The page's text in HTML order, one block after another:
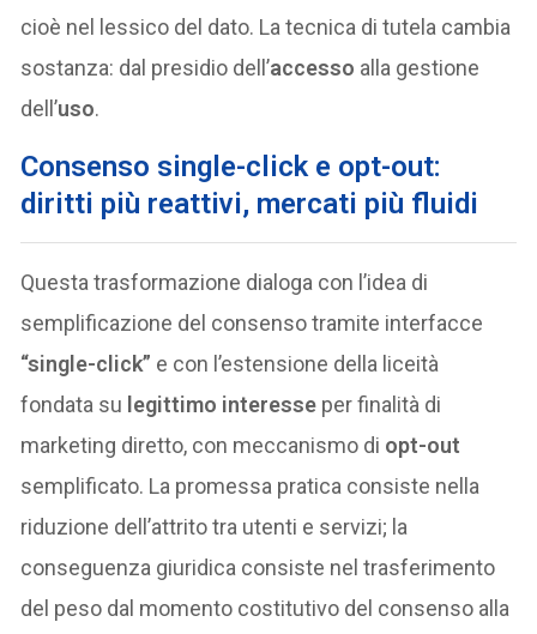
cioè nel lessico del dato. La tecnica di tutela cambia
sostanza: dal presidio dell’accesso alla gestione
dell’uso.
Consenso single-click e opt-out:
diritti più reattivi, mercati più fluidi
Questa trasformazione dialoga con l’idea di
semplificazione del consenso tramite interfacce
“single-click” e con l’estensione della liceità
fondata su legittimo interesse per finalità di
marketing diretto, con meccanismo di opt-out
semplificato. La promessa pratica consiste nella
riduzione dell’attrito tra utenti e servizi; la
conseguenza giuridica consiste nel trasferimento
del peso dal momento costitutivo del consenso alla